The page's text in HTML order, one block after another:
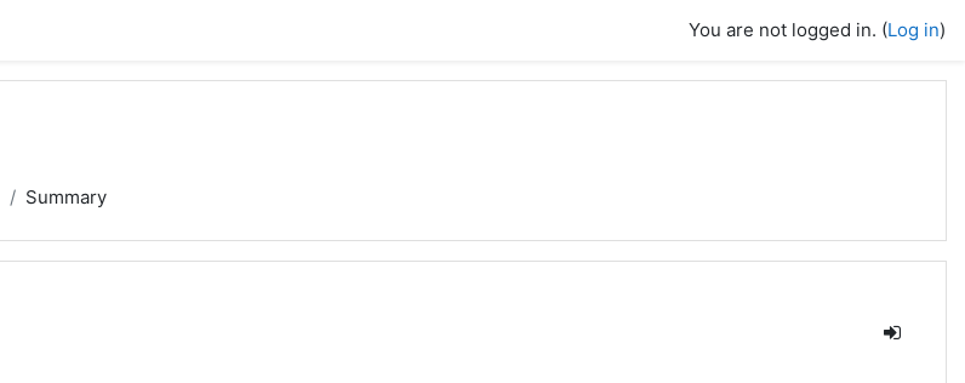
You are not logged in. (Log in)
Summary